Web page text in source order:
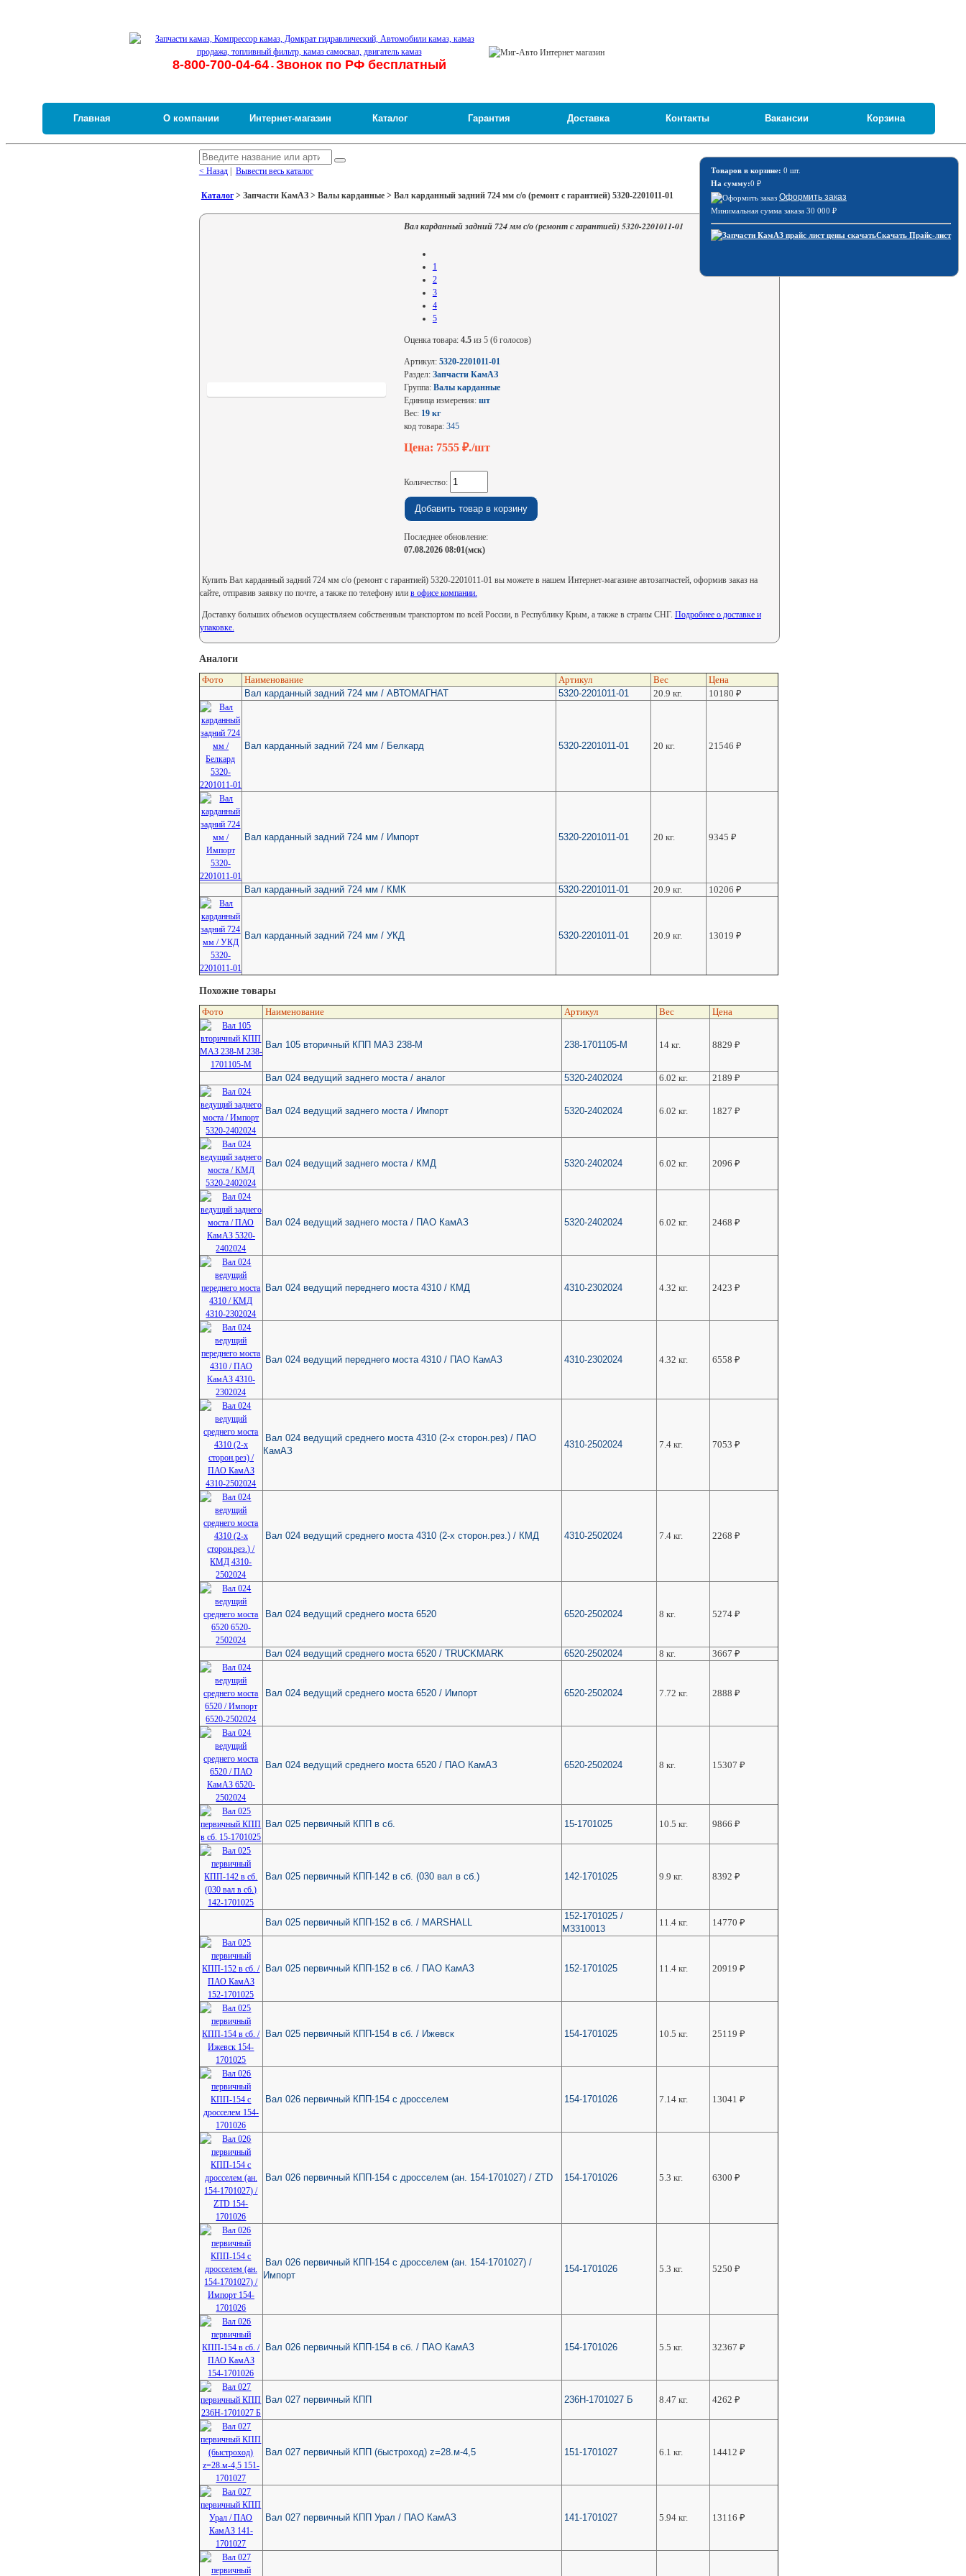
8-800-700-04-64- Звонок по РФ бесплатный
Главная О компании Интернет-магазин Каталог Гарантия Доставка Контакты Вакансии Корзина
Товаров в корзине: 0 шт.
На сумму:0 ₽
Оформить заказ
Минимальная сумма заказа 30 000 ₽
Скачать Прайс-лист
< Назад| Вывести весь каталог
Каталог> Запчасти КамАЗ > Валы карданные > Вал карданный задний 724 мм с/о (ремонт с гарантией) 5320-2201011-01
Вал карданный задний 724 мм с/о (ремонт с гарантией) 5320-2201011-01
1
2
3
4
5
Оценка товара: 4.5из 5 (6 голосов)
Артикул: 5320-2201011-01
Раздел: Запчасти КамАЗ
Группа: Валы карданные
Единица измерения: шт
Вес: 19 кг
код товара: 345
Цена: 7555 ₽./шт
Количество:
Последнее обновление:
07.08.2026 08:01(мск)
Купить Вал карданный задний 724 мм с/о (ремонт с гарантией) 5320-2201011-01 вы можете в нашем Интернет-магазине автозапчастей, оформив заказ на
сайте, отправив заявку по почте, а также по телефону или в офисе компании.
Доставку больших объемов осуществляем собственным транспортом по всей России, в Республику Крым, а также в страны СНГ. Подробнее о доставке и
упаковке.
Аналоги
Фото Наименование Артикул Вес
Цена
Вал карданный задний 724 мм / АВТОМАГНАТ
5320-2201011-01 20.9 кг. 10180 ₽
Вал карданный задний 724 мм / Белкард 5320-2201011-01 20 кг. 21546 ₽
Вал карданный задний 724 мм / Импорт 5320-2201011-01 20 кг. 9345 ₽
Вал карданный задний 724 мм / КМК 5320-2201011-01 20.9 кг. 10206 ₽
Вал карданный задний 724 мм / УКД 5320-2201011-01 20.9 кг. 13019 ₽
Похожие товары
Фото Наименование Артикул Вес Цена
Вал 105 вторичный КПП МАЗ 238-М 238-1701105-М 14 кг. 8829 ₽
Вал 024 ведущий заднего моста / аналог 5320-2402024 6.02 кг. 2189 ₽
Вал 024 ведущий заднего моста / Импорт 5320-2402024 6.02 кг. 1827 ₽
Вал 024 ведущий заднего моста / КМД 5320-2402024 6.02 кг. 2096 ₽
Вал 024 ведущий заднего моста / ПАО КамАЗ 5320-2402024 6.02 кг. 2468 ₽
Вал 024 ведущий переднего моста 4310 / КМД 4310-2302024 4.32 кг. 2423 ₽
Вал 024 ведущий переднего моста 4310 / ПАО КамАЗ 4310-2302024 4.32 кг. 6558 ₽
Вал 024 ведущий среднего моста 4310 (2-х сторон.рез) / ПАО
КамАЗ
4310-2502024 7.4 кг. 7053 ₽
Вал 024 ведущий среднего моста 4310 (2-х сторон.рез.) / КМД 4310-2502024 7.4 кг. 2268 ₽
Вал 024 ведущий среднего моста 6520 6520-2502024 8 кг. 5274 ₽
Вал 024 ведущий среднего моста 6520 / TRUCKMARK 6520-2502024 8 кг. 3667 ₽
Вал 024 ведущий среднего моста 6520 / Импорт 6520-2502024 7.72 кг. 2888 ₽
Вал 024 ведущий среднего моста 6520 / ПАО КамАЗ 6520-2502024 8 кг. 15307 ₽
Вал 025 первичный КПП в сб. 15-1701025 10.5 кг. 9866 ₽
Вал 025 первичный КПП-142 в сб. (030 вал в сб.) 142-1701025 9.9 кг. 8392 ₽
Вал 025 первичный КПП-152 в сб. / MARSHALL
152-1701025 /
M3310013
11.4 кг. 14770 ₽
Вал 025 первичный КПП-152 в сб. / ПАО КамАЗ 152-1701025 11.4 кг. 20919 ₽
Вал 025 первичный КПП-154 в сб. / Ижевск 154-1701025 10.5 кг. 25119 ₽
Вал 026 первичный КПП-154 с дросселем 154-1701026 7.14 кг. 13041 ₽
Вал 026 первичный КПП-154 с дросселем (ан. 154-1701027) / ZTD 154-1701026 5.3 кг. 6300 ₽
Вал 026 первичный КПП-154 с дросселем (ан. 154-1701027) /
Импорт
154-1701026 5.3 кг. 5250 ₽
Вал 026 первичный КПП-154 в сб. / ПАО КамАЗ 154-1701026 5.5 кг. 32367 ₽
Вал 027 первичный КПП 236Н-1701027 Б 8.47 кг. 4262 ₽
Вал 027 первичный КПП (быстроход) z=28.м-4,5 151-1701027 6.1 кг. 14412 ₽
Вал 027 первичный КПП Урал / ПАО КамАЗ 141-1701027 5.94 кг. 13116 ₽